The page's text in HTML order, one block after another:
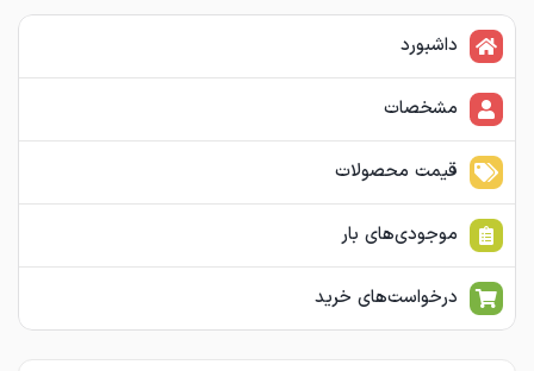
داشبورد
مشخصات
قیمت محصولات
موجودی‌های بار
درخواست‌های خرید